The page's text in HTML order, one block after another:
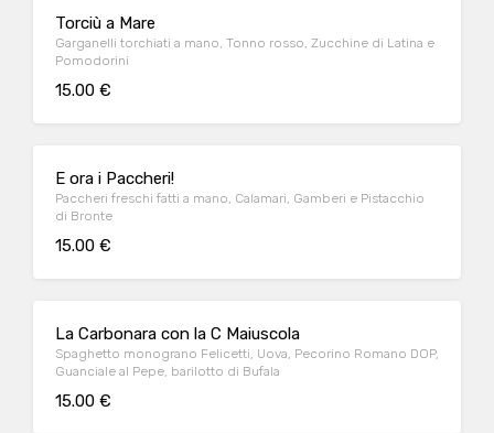
Torciù a Mare
Garganelli torchiati a mano, Tonno rosso, Zucchine di Latina e
Pomodorini
15.00 €
E ora i Paccheri!
Paccheri freschi fatti a mano, Calamari, Gamberi e Pistacchio
di Bronte
15.00 €
La Carbonara con la C Maiuscola
Spaghetto monograno Felicetti, Uova, Pecorino Romano DOP,
Guanciale al Pepe, barilotto di Bufala
15.00 €